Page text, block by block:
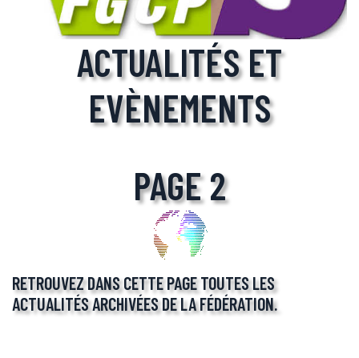
ACTUALITÉS ET
EVÈNEMENTS
PAGE 2
RETROUVEZ DANS CETTE PAGE TOUTES LES
ACTUALITÉS ARCHIVÉES DE LA FÉDÉRATION.